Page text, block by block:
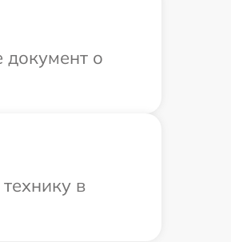
документ о
в